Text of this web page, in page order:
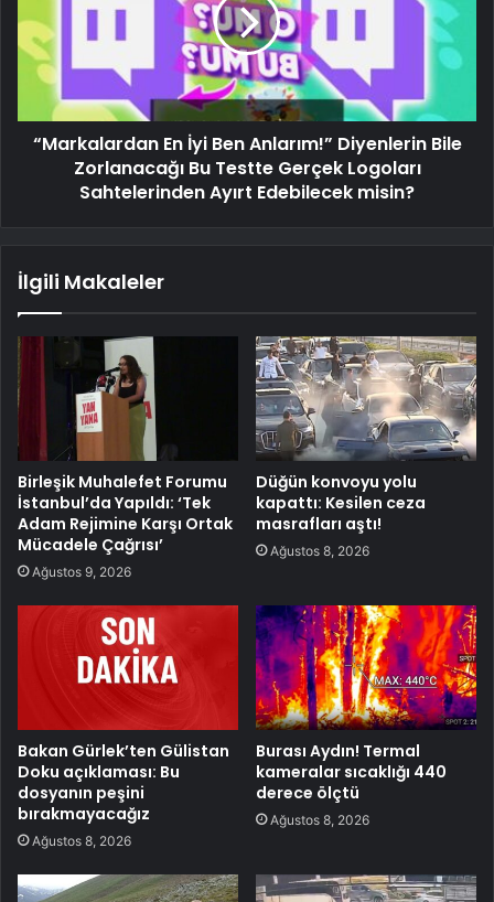
“Markalardan En İyi Ben Anlarım!” Diyenlerin Bile
Zorlanacağı Bu Testte Gerçek Logoları
Sahtelerinden Ayırt Edebilecek misin?
İlgili Makaleler
Birleşik Muhalefet Forumu
İstanbul’da Yapıldı: ‘Tek
Adam Rejimine Karşı Ortak
Mücadele Çağrısı’
Ağustos 9, 2026
Düğün konvoyu yolu
kapattı: Kesilen ceza
masrafları aştı!
Ağustos 8, 2026
Bakan Gürlek’ten Gülistan
Doku açıklaması: Bu
dosyanın peşini
bırakmayacağız
Ağustos 8, 2026
Burası Aydın! Termal
kameralar sıcaklığı 440
derece ölçtü
Ağustos 8, 2026